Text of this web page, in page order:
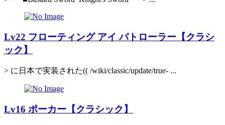
Lv22 フローティング アイ パトローラー【クラシ
ック】
> に日本で実装された(( /wiki/classic/update/true- ...
Lv16 ポーカー【クラシック】